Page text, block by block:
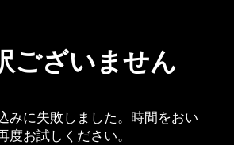
ございません
みに失敗しました。時間をおい
度お試しください。